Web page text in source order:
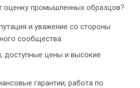
оценку промышленных образцов?
и уважение со стороны
сообщества.
доступные цены и высокие
гарантии, работа по